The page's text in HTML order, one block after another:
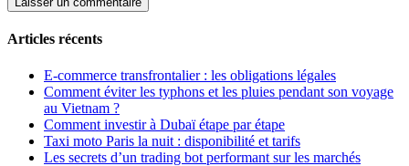
Articles récents
E-commerce transfrontalier : les obligations légales
Comment éviter les typhons et les pluies pendant son voyage
au Vietnam ?
Comment investir à Dubaï étape par étape
Taxi moto Paris la nuit : disponibilité et tarifs
Les secrets d’un trading bot performant sur les marchés